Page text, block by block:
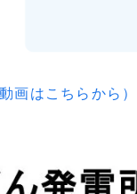
画はこちらから）